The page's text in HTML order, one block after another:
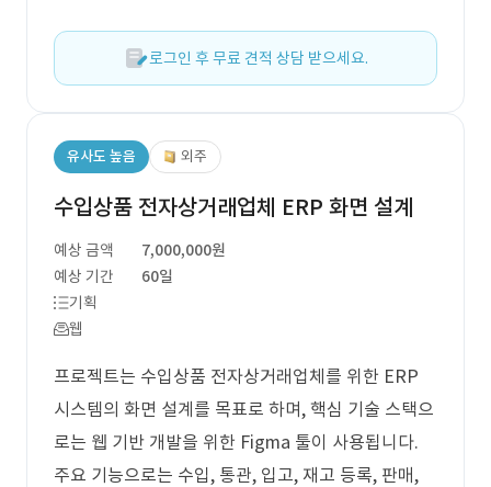
로그인 후 무료 견적 상담 받으세요.
유사도 높음 외주
수입상품 전자상거래업체 ERP 화면 설계
예상 금액
7,000,000원
예상 기간
60일
기획
웹
프로젝트는 수입상품 전자상거래업체를 위한 ERP
시스템의 화면 설계를 목표로 하며, 핵심 기술 스택으
로는 웹 기반 개발을 위한 Figma 툴이 사용됩니다.
주요 기능으로는 수입, 통관, 입고, 재고 등록, 판매,